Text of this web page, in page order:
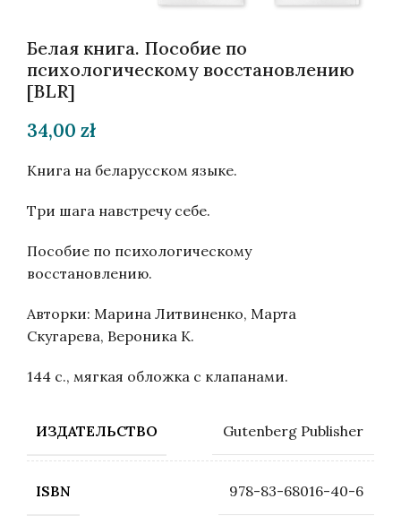
Белая книга. Пособие по
психологическому восстановлению
[BLR]
34,00 zł
Книга на беларусском языке.
Три шага навстречу себе.
Пособие по психологическому
восстановлению.
Авторки: Марина Литвиненко, Марта
Скугарева, Вероника К.
144 с., мягкая обложка с клапанами.
ИЗДАТЕЛЬСТВО Gutenberg Publisher
ISBN 978-83-68016-40-6